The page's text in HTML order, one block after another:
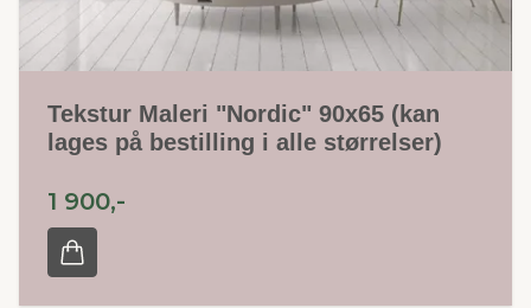
Tekstur Maleri "Nordic" 90x65 (kan
lages på bestilling i alle størrelser)
1 900,-